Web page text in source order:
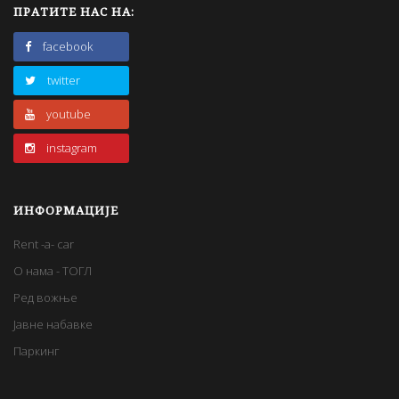
ПРАТИТЕ НАС НА:
facebook
twitter
youtube
instagram
ИНФОРМАЦИЈЕ
Rent -a- car
О нама - ТОГЛ
Ред вожње
Јавне набавке
Паркинг